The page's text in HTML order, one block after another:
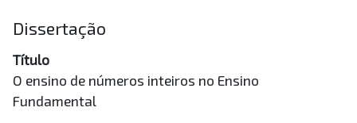
Dissertação
Título
O ensino de números inteiros no Ensino
Fundamental